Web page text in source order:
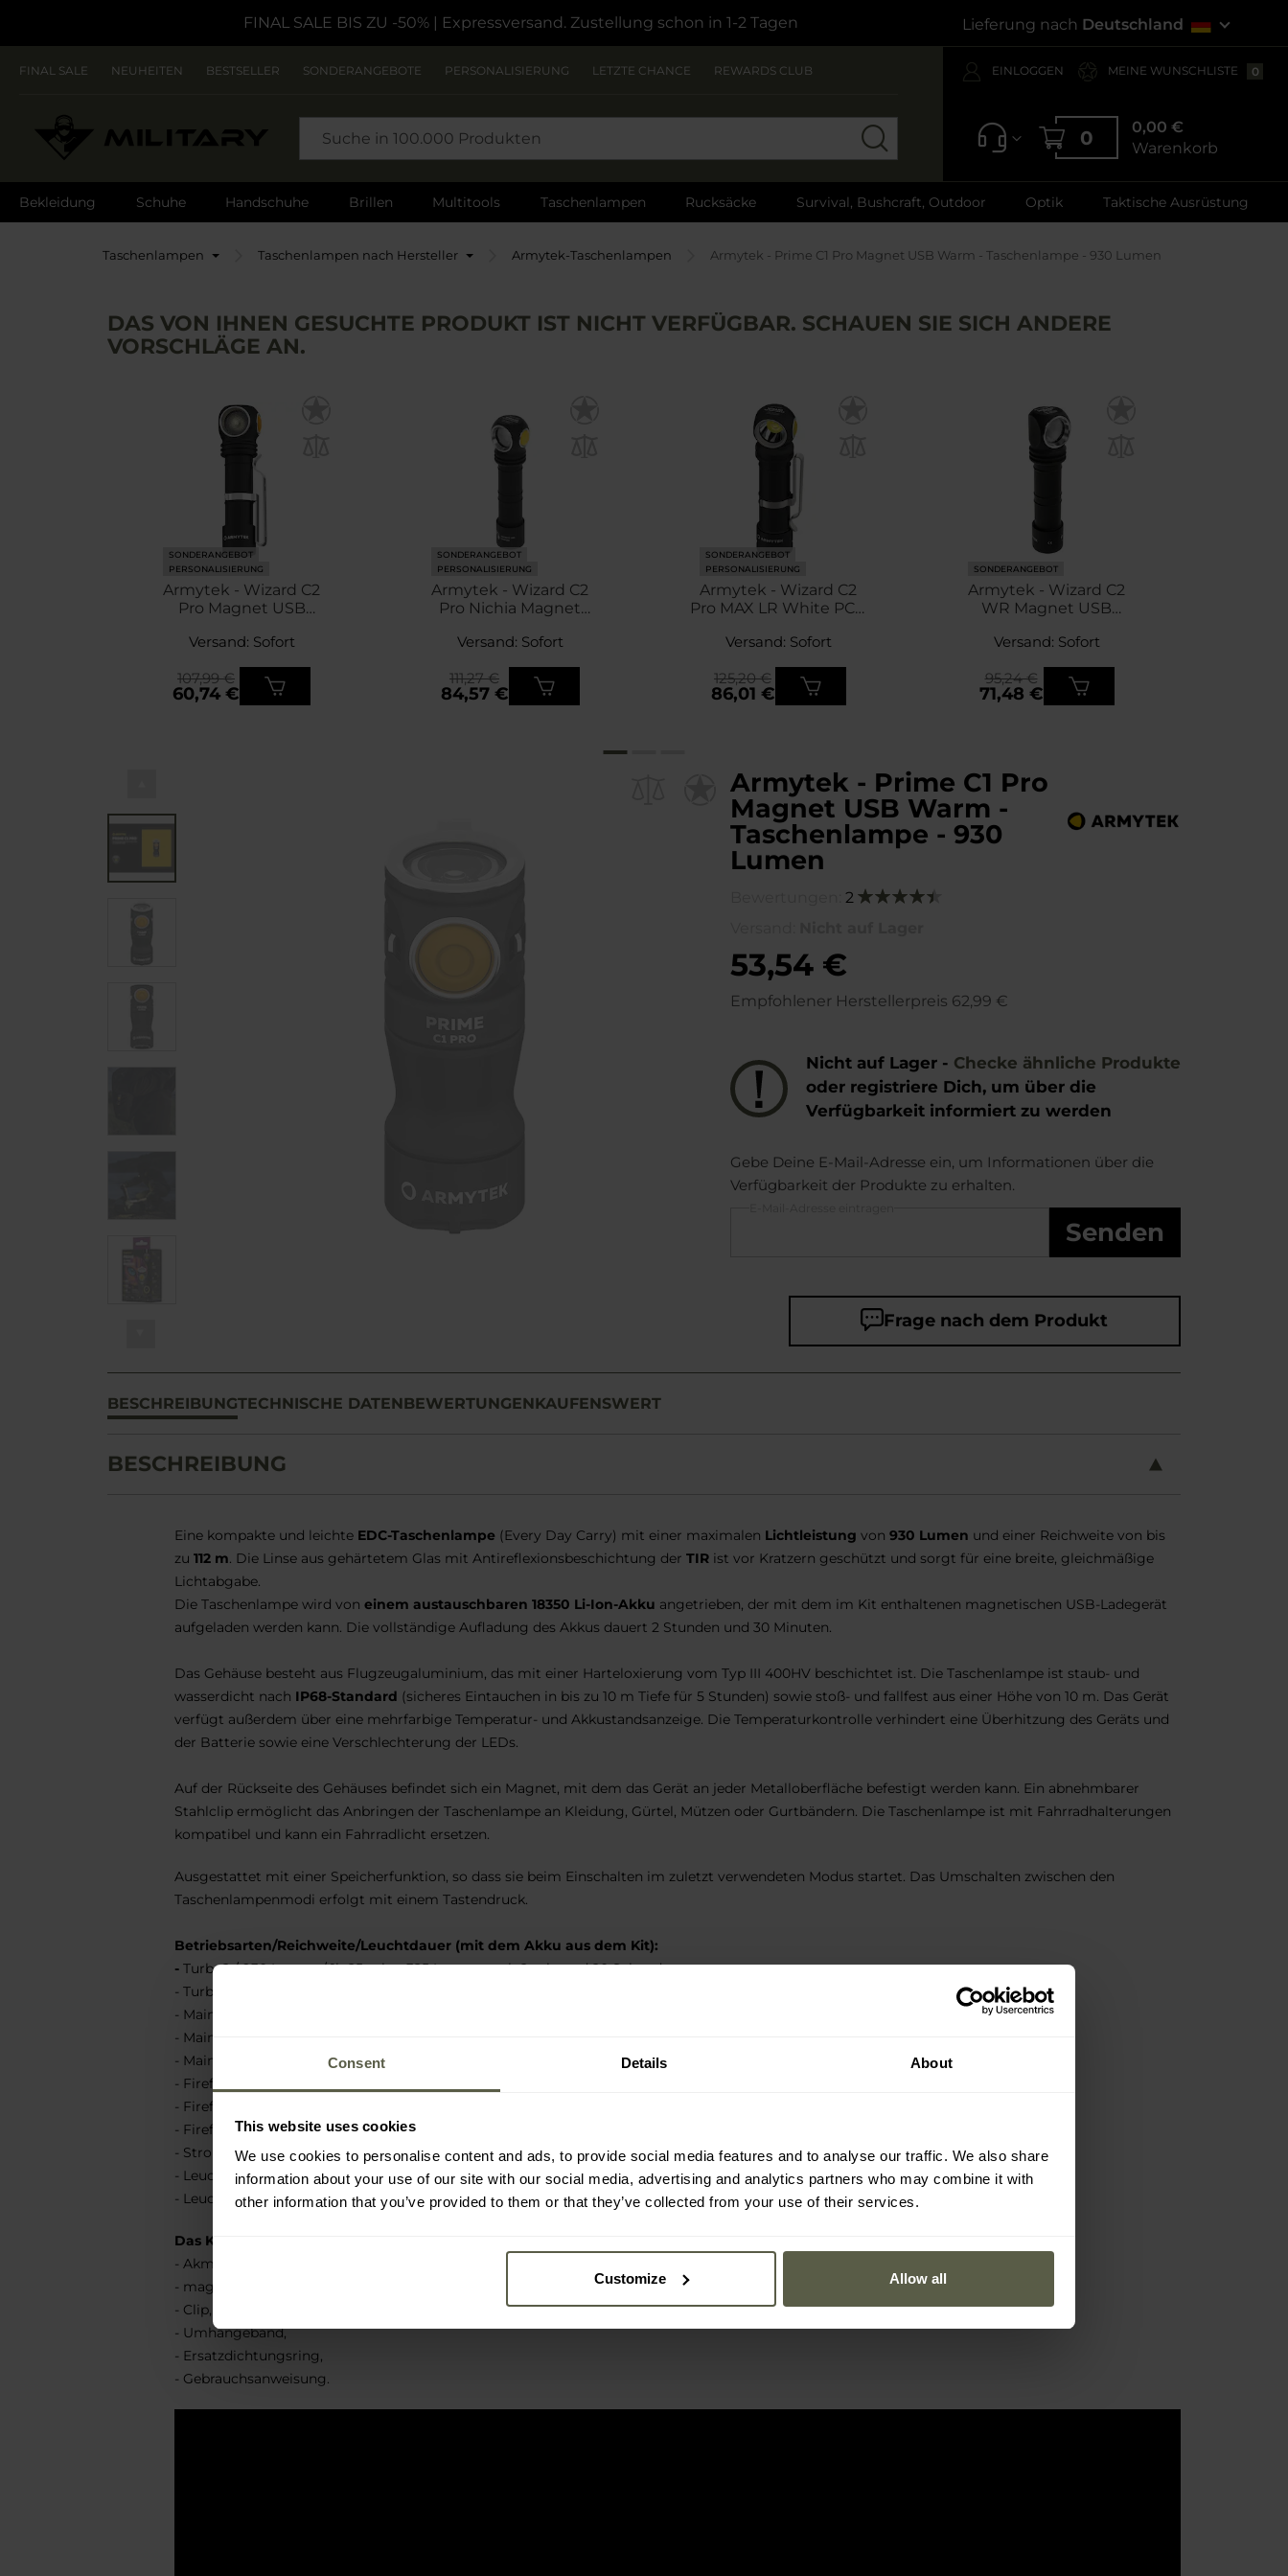
Consent Details About
This website uses cookies
We use cookies to personalise content and ads, to provide social media features and to analyse our traffic. We also share
information about your use of our site with our social media, advertising and analytics partners who may combine it with
other information that you’ve provided to them or that they’ve collected from your use of their services.
Customize Allow all
FINAL SALE BIS ZU -50% | Expressversand. Zustellung schon in 1-2 Tagen Lieferung nach Deutschland
FINAL SALE NEUHEITEN BESTSELLER SONDERANGEBOTE PERSONALISIERUNG LETZTE CHANCE REWARDS CLUB EINLOGGEN MEINE WUNSCHLISTE 0
0
0,00 €
Warenkorb
Bekleidung Schuhe Handschuhe Brillen Multitools Taschenlampen Rucksäcke Survival, Bushcraft, Outdoor Optik Taktische Ausrüstung
Taschenlampen Taschenlampen nach Hersteller Armytek-Taschenlampen Armytek - Prime C1 Pro Magnet USB Warm - Taschenlampe - 930 Lumen
DAS VON IHNEN GESUCHTE PRODUKT IST NICHT VERFÜGBAR. SCHAUEN SIE SICH ANDERE
VORSCHLÄGE AN.
SONDERANGEBOT
PERSONALISIERUNG
Armytek - Wizard C2
Pro Magnet USB
Taschenlampe - 2330
Lumen
Versand: Sofort
60,74 €
107,99 €
SONDERANGEBOT
PERSONALISIERUNG
Armytek - Wizard C2
Pro Nichia Magnet
und
Winkeltaschenlampe -
1600 Lumen
Versand: Sofort
84,57 €
111,27 €
SONDERANGEBOT
PERSONALISIERUNG
Armytek - Wizard C2
Pro MAX LR White PCB
Winkeltaschenlampe -
4150 Lumen
Versand: Sofort
86,01 €
125,20 €
SONDERANGEBOT
Armytek - Wizard C2
WR Magnet USB
Winkeltaschenlampe -
1100 Lumen
Versand: Sofort
71,48 €
95,24 €
Armytek - Prime C1 Pro
Magnet USB Warm -
Taschenlampe - 930
Lumen
2 Bewertung:
53,54 €
Empfohlener Herstellerpreis 62,99 €
Nicht auf Lager - Checke ähnliche Produkte
oder registriere Dich, um über die
Verfügbarkeit informiert zu werden
Gebe Deine E-Mail-Adresse ein, um Informationen über die
Verfügbarkeit der Produkte zu erhalten.
Senden
Frage nach dem Produkt
BESCHREIBUNGTECHNISCHE DATENBEWERTUNGENKAUFENSWERT
BESCHREIBUNG
Eine kompakte und leichte EDC-Taschenlampe (Every Day Carry) mit einer maximalen Lichtleistung von 930 Lumen und einer Reichweite von bis
zu 112 m. Die Linse aus gehärtetem Glas mit Antireflexionsbeschichtung der TIR ist vor Kratzern geschützt und sorgt für eine breite, gleichmäßige
Lichtabgabe.
Die Taschenlampe wird von einem austauschbaren 18350 Li-Ion-Akku angetrieben, der mit dem im Kit enthaltenen magnetischen USB-Ladegerät
aufgeladen werden kann. Die vollständige Aufladung des Akkus dauert 2 Stunden und 30 Minuten.
Das Gehäuse besteht aus Flugzeugaluminium, das mit einer Harteloxierung vom Typ III 400HV beschichtet ist. Die Taschenlampe ist staub- und
wasserdicht nach IP68-Standard (sicheres Eintauchen in bis zu 10 m Tiefe für 5 Stunden) sowie stoß- und fallfest aus einer Höhe von 10 m. Das Gerät
verfügt außerdem über eine mehrfarbige Temperatur- und Akkustandsanzeige. Die Temperaturkontrolle verhindert eine Überhitzung des Geräts und
der Batterie sowie eine Verschlechterung der LEDs.
Auf der Rückseite des Gehäuses befindet sich ein Magnet, mit dem das Gerät an jeder Metalloberfläche befestigt werden kann. Ein abnehmbarer
Stahlclip ermöglicht das Anbringen der Taschenlampe an Kleidung, Gürtel, Mützen oder Gurtbändern. Die Taschenlampe ist mit Fahrradhalterungen
kompatibel und kann ein Fahrradlicht ersetzen.
Ausgestattet mit einer Speicherfunktion, so dass sie beim Einschalten im zuletzt verwendeten Modus startet. Das Umschalten zwischen den
Taschenlampenmodi erfolgt mit einem Tastendruck.
Betriebsarten/Reichweite/Leuchtdauer (mit dem Akku aus dem Kit):
- Turbo2 / 930 Lumen / 1h 25 min - 325 Lumen nach 2 min und 20 Sekunden,
- Turbo1 / 325 Lumen / 1 Std. 35 Min,
- Main3 / 195 Lumen / 2 Std. 35 Min,
- Main2 / 83 Lumen / 6 Std. 30 Min,
- Main1 / 37 Lumen / 15 Std,
- Firefy3 / 7 Lumen / 2,2 Tage,
- Firefly2 / 2,3 Lumen / 5 Tage,
- Firefly1 / 0,14 Lumen / 40 Tage,
- Stroboskop 10 Hz,
- Leuchtfeuer stark 1 Hz,
- Leuchtfeuer schwach 1 Hz.
Das Kit enthält:
- Akmulator 18350 Li-Ion 900 mAh,
- magnetisches USB-Ladegerät,
- Clip,
- Umhängeband,
- Ersatzdichtungsring,
- Gebrauchsanweisung.